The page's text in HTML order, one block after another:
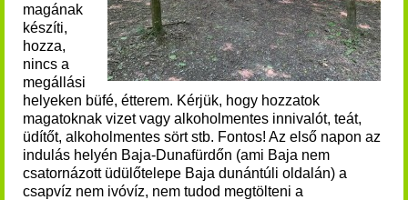
magának
készíti,
hozza,
nincs a
megállási
helyeken büfé, étterem. Kérjük, hogy hozzatok
magatoknak vizet vagy alkoholmentes innivalót, teát,
üdítőt, alkoholmentes sört stb. Fontos! Az első napon az
indulás helyén Baja-Dunafürdőn (ami Baja nem
csatornázott üdülőtelepe Baja dunántúli oldalán) a
csapvíz nem ivóvíz, nem tudod megtölteni a